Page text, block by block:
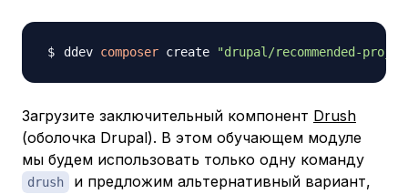
ddev composer create "drupal/recommended-
Загрузите заключительный компонент Drush
(оболочка Drupal). В этом обучающем модуле
мы будем использовать только одну команду
drush
и предложим альтернативный вариант,